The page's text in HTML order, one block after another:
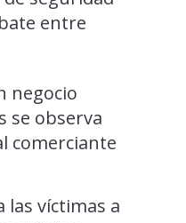
entre
negocio
se observa
comerciante
víctimas a